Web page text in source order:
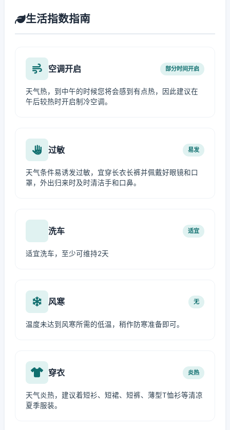
生活指数指南
空调开启 部分时间开启
天气热，到中午的时候您将会感到有点热，因此建议在
午后较热时开启制冷空调。
过敏 易发
天气条件易诱发过敏，宜穿长衣长裤并佩戴好眼镜和口
罩，外出归来时及时清洁手和口鼻。
洗车 适宜
适宜洗车，至少可维持2天
风寒 无
温度未达到风寒所需的低温，稍作防寒准备即可。
穿衣 炎热
天气炎热，建议着短衫、短裙、短裤、薄型T恤衫等清凉
夏季服装。